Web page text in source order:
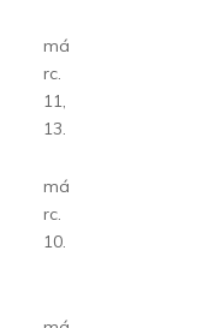
má
rc.
11,
13.
má
rc.
10.